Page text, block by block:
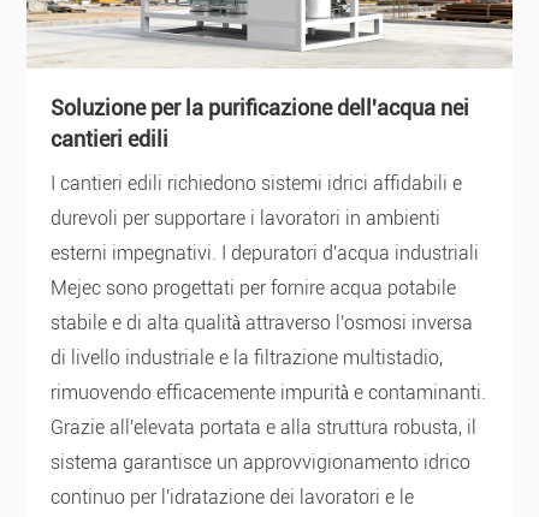
Soluzione per la purificazione dell'acqua nei
cantieri edili
I cantieri edili richiedono sistemi idrici affidabili e
durevoli per supportare i lavoratori in ambienti
esterni impegnativi. I depuratori d'acqua industriali
Mejec sono progettati per fornire acqua potabile
stabile e di alta qualità attraverso l'osmosi inversa
di livello industriale e la filtrazione multistadio,
rimuovendo efficacemente impurità e contaminanti.
Grazie all'elevata portata e alla struttura robusta, il
sistema garantisce un approvvigionamento idrico
continuo per l'idratazione dei lavoratori e le